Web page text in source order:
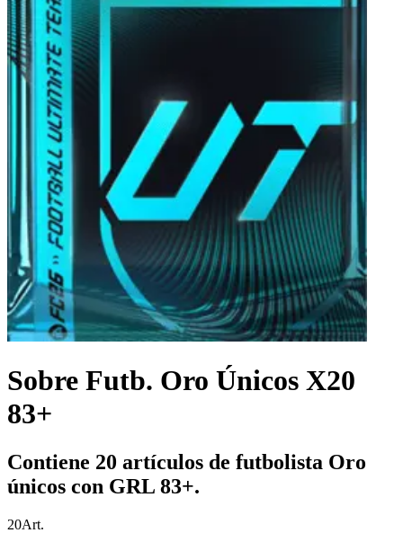
Sobre Futb. Oro Únicos X20
83+
Contiene 20 artículos de futbolista Oro
únicos con GRL 83+.
20Art.